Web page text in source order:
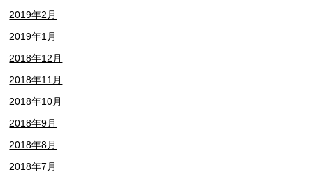
2019年2月
2019年1月
2018年12月
2018年11月
2018年10月
2018年9月
2018年8月
2018年7月